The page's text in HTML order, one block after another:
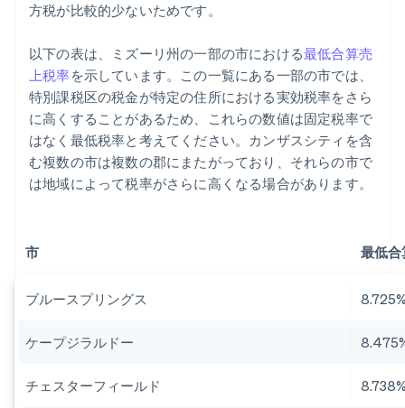
方税が比較的少ないためです。
以下の表は、ミズーリ州の一部の市における最低合算売
上税率を示しています。この一覧にある一部の市では、
特別課税区の税金が特定の住所における実効税率をさら
に高くすることがあるため、これらの数値は固定税率で
はなく最低税率と考えてください。カンザスシティを含
む複数の市は複数の郡にまたがっており、それらの市で
は地域によって税率がさらに高くなる場合があります。
市 最低
ブルースプリングス
ケープジラルドー
チェスターフィールド